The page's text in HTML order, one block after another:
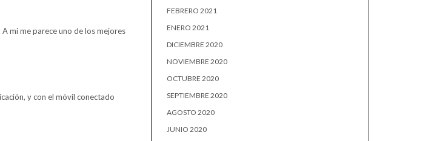
mi me parece uno de los mejores
y con el móvil conectado
FEBRERO 2021
ENERO 2021
DICIEMBRE 2020
NOVIEMBRE 2020
OCTUBRE 2020
SEPTIEMBRE 2020
AGOSTO 2020
JUNIO 2020